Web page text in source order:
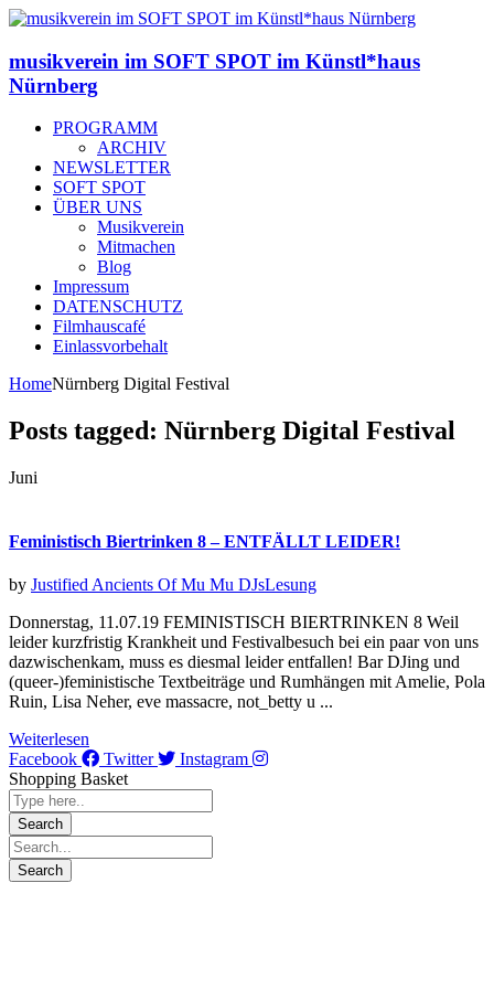
musikverein im SOFT SPOT im Künstl*haus
Nürnberg
PROGRAMM
ARCHIV
NEWSLETTER
SOFT SPOT
ÜBER UNS
Musikverein
Mitmachen
Blog
Impressum
DATENSCHUTZ
Filmhauscafé
Einlassvorbehalt
HomeNürnberg Digital Festival
Posts tagged: Nürnberg Digital Festival
Juni
Feministisch Biertrinken 8 – ENTFÄLLT LEIDER!
by Justified Ancients Of Mu Mu DJsLesung
Donnerstag, 11.07.19 FEMINISTISCH BIERTRINKEN 8 Weil
leider kurzfristig Krankheit und Festivalbesuch bei ein paar von uns
dazwischenkam, muss es diesmal leider entfallen! Bar DJing und
(queer-)feministische Textbeiträge und Rumhängen mit Amelie, Pola
Ruin, Lisa Neher, eve massacre, not_betty u ...
Weiterlesen
Facebook
Twitter
Instagram
Shopping Basket